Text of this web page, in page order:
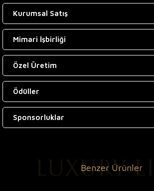
Kurumsal Satış
Mimari İşbirliği
Özel Üretim
Ödüller
Sponsorluklar
Benzer Ürünler